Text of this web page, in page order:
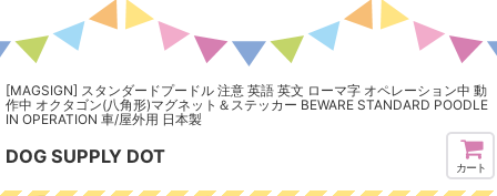
[MAGSIGN] スタンダードプードル 注意 英語 英文 ローマ字 オペレーション中 動
作中 オクタゴン(八角形)マグネット＆ステッカー BEWARE STANDARD POODLE
IN OPERATION 車/屋外用 日本製
DOG SUPPLY DOT
カート